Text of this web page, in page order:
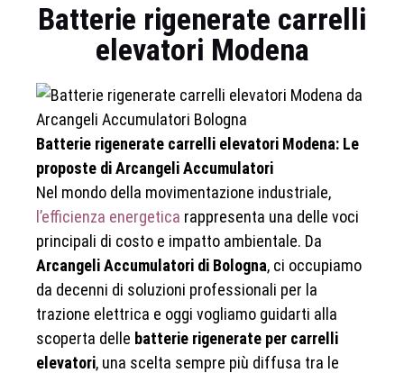
Batterie rigenerate carrelli
elevatori Modena
Batterie rigenerate carrelli elevatori Modena: Le
proposte di Arcangeli Accumulatori
Nel mondo della movimentazione industriale,
l’efficienza energetica rappresenta una delle voci
principali di costo e impatto ambientale. Da
Arcangeli Accumulatori di Bologna, ci occupiamo
da decenni di soluzioni professionali per la
trazione elettrica e oggi vogliamo guidarti alla
scoperta delle batterie rigenerate per carrelli
elevatori, una scelta sempre più diffusa tra le